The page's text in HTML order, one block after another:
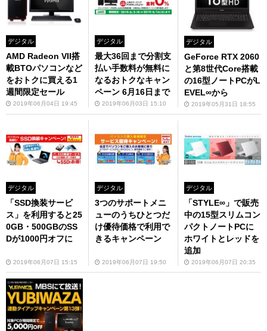
デジタル
AMD Radeon VII搭
載BTOパソコンなど
をおトクに買える1
週間限定セール
2019年06月04日 19:45
デジタル
最大36回まで分割支
払い手数料が無料に
なるおトクなキャン
ペーン 6月16日まで
2019年06月03日 15:10
デジタル
GeForce RTX 2060
と第8世代Core搭載
の16型ノートPCがL
EVEL∞から
2019年05月31日 18:55
デジタル
「SSD換装サービ
ス」を利用すると25
0GB・500GBのSS
Dが1000円オフに
2019年06月07日 15:15
デジタル
3つのサポートメニ
ューのうちひとつだ
け優待価格で利用で
きるキャンペーン
2019年06月07日 19:50
デジタル
「STYLE∞」で販売
中の15型スリムコン
パクトノートPCに
ホワイトとレッドを
追加
2019年06月07日 20:35